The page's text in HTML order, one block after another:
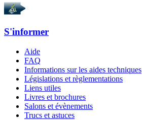
S'informer
Aide
FAQ
Informations sur les aides techniques
Législations et règlementations
Liens utiles
Livres et brochures
Salons et évènements
Trucs et astuces